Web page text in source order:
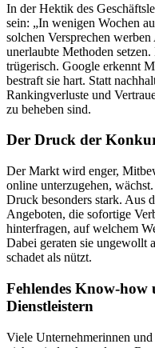
In der Hektik des
sein: „In wenigen Wochen
solchen Versprechen
unerlaubte Methoden
trügerisch. Google erkennt
bestraft sie hart. Statt
Rankingverluste und
zu beheben sind.
Der Druck der
Der Markt wird enger,
online unterzugehen,
Druck besonders stark. Aus
Angeboten, die sofortige
hinterfragen, auf welchem
Dabei geraten sie ungewollt
schadet als nützt.
Fehlendes Know-
Dienstleistern
Viele Unternehmerinnen